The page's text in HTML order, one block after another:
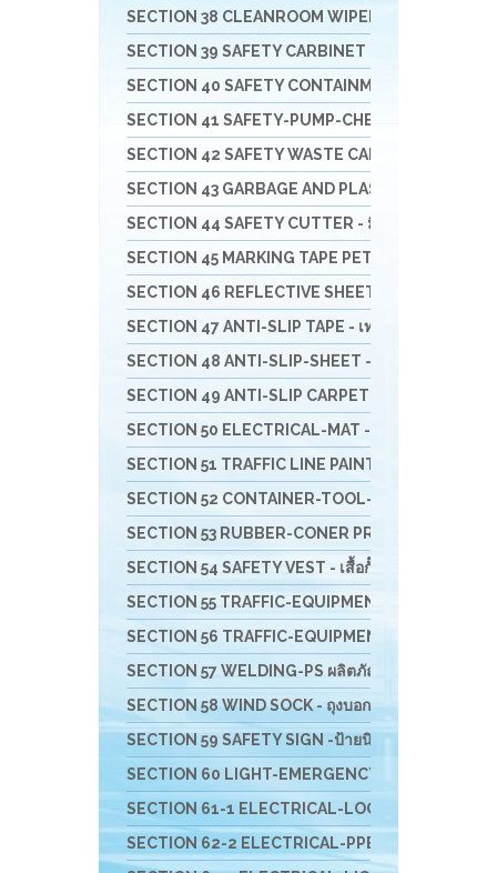
SECTION 38 CLEANROOM WIPER - วัสดุเช็ดไวเปอร์
SECTION 39 SAFETY CARBINET - ตู้เก็บสารเคมีแล
SECTION 40 SAFETY CONTAINMENT - ถาดรอง -
SECTION 41 SAFETY-PUMP-CHEMICAL - ปั๊มมือ
SECTION 42 SAFETY WASTE CAN - ถังขยะ-ที่เขี่
SECTION 43 GARBAGE AND PLASTIC - ถังพลาสติ
SECTION 44 SAFETY CUTTER - มีดคัทเตอร์นิรภัย
SECTION 45 MARKING TAPE PET/PVC- เทปตีเส้น -
SECTION 46 REFLECTIVE SHEETING & TAPE
SECTION 47 ANTI-SLIP TAPE - เทปป้องกันการลื่น
SECTION 48 ANTI-SLIP-SHEET - แผ่นกันลื่น สินค้า
SECTION 49 ANTI-SLIP CARPET & RUBBER
SECTION 50 ELECTRICAL-MAT - แผ่นพื้นยางกันไ
SECTION 51 TRAFFIC LINE PAINTING -งานทาสี ตี
SECTION 52 CONTAINER-TOOL-CUSTO-รถเข็น-
SECTION 53 RUBBER-CONER PROTECTORS - ย
SECTION 54 SAFETY VEST - เสื้อกั๊กจราจร
SECTION 55 TRAFFIC-EQUIPMENT - อุปกรณ์งานจ
SECTION 56 TRAFFIC-EQUIPMENT
SECTION 57 WELDING-PS ผลิตภัณฑ์
SECTION 58 WIND SOCK - ถุงบอกทิศทางลม
SECTION 59 SAFETY SIGN -ป้ายนิรภัย-เครื่องพิมม์
SECTION 60 LIGHT-EMERGENCY-ไฟฉุกเฉินนิรภั
SECTION 61-1 ELECTRICAL-LOCKOUT
SECTION 62-2 ELECTRICAL-PPE &